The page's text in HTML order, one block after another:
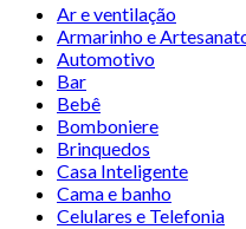
Ar e ventilação
Armarinho e
Automotivo
Bar
Bebê
Bomboniere
Brinquedos
Casa Inteligente
Cama e banho
Celulares e Telefonia